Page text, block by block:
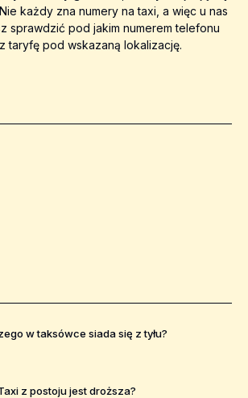
każdy zna numery na taxi, a więc u nas
sprawdzić pod jakim numerem telefonu
taryfę pod wskazaną lokalizację.
w taksówce siada się z tyłu?
z postoju jest droższa?